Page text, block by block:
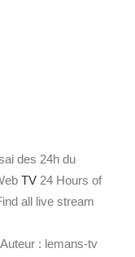
des 24h du
TV 24 Hours of
all live stream
: lemans-tv